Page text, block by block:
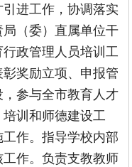
进工作，协调落实
（委）直属单位干
政管理人员培训工
奖励立项、申报管
参与全市教育人才
训和师德建设工
作。指导学校内部
作。负责支教教师